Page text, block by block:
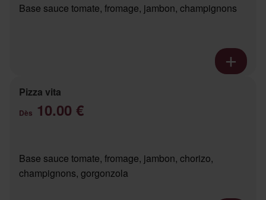
Base sauce tomate, fromage, jambon, champignons
Pizza vita
Dès 10.00 €
Base sauce tomate, fromage, jambon, chorizo,
champignons, gorgonzola